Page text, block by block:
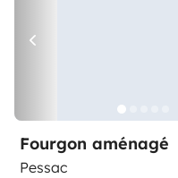
Fourgon aménagé
Pessac